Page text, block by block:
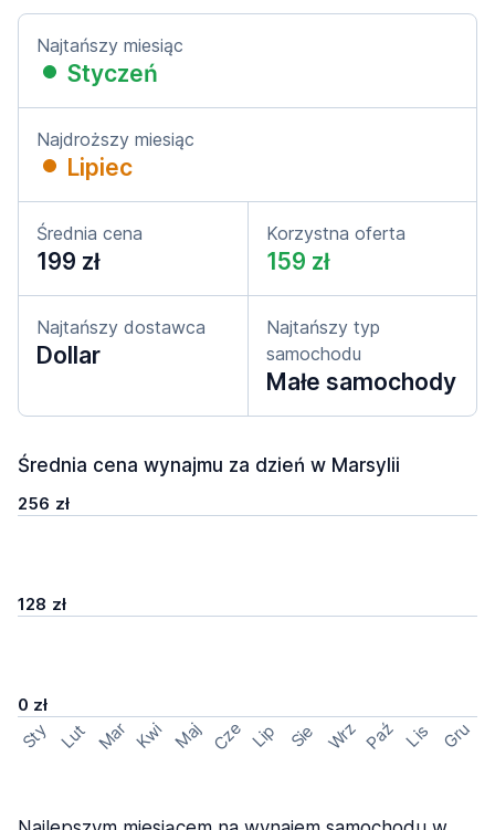
Najtańszy miesiąc
Styczeń
Najdroższy miesiąc
Lipiec
Średnia cena
199 zł
Korzystna oferta
159 zł
Najtańszy dostawca
Dollar
Najtańszy typ
samochodu
Małe samochody
Średnia cena wynajmu za dzień w Marsylii
256 zł
128 zł
0 zł
Sty Lut Mar Kwi Maj Cze Lip Sie Wrz Paź Lis Gru